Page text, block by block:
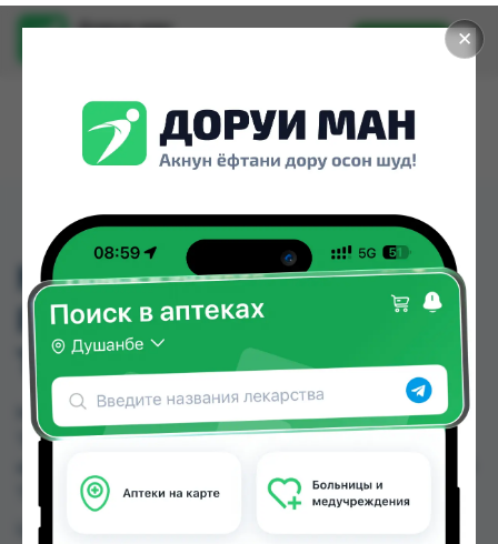
✕
Доруи ман
Установить
METRONIDFZOL-
RATIOFARMA 400MG
TABLETEN №20
METRONIDFZOL- RATIOFARMA 400MG
TABLETEN №20 можно купить или заказать в
TJS в Душанбе и других городах Таджикистана
Цена: от